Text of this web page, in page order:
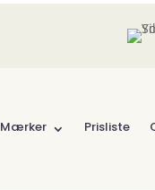
Mærker Prisliste